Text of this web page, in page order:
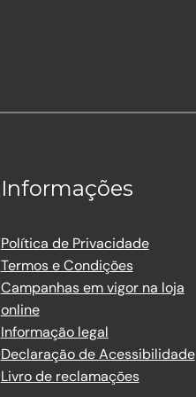
Informações
Política de Privacidade
Termos e Condições
Campanhas em vigor na loja
online
Informação legal
Declaração de Acessibilidade
Livro de reclamações